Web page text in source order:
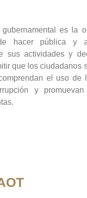
gubernamental es la
hacer pública y
sus actividades y
que los ciudadanos
el uso de
y